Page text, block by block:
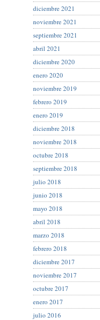
diciembre 2021
noviembre 2021
septiembre 2021
abril 2021
diciembre 2020
enero 2020
noviembre 2019
febrero 2019
enero 2019
diciembre 2018
noviembre 2018
octubre 2018
septiembre 2018
julio 2018
junio 2018
mayo 2018
abril 2018
marzo 2018
febrero 2018
diciembre 2017
noviembre 2017
octubre 2017
enero 2017
julio 2016